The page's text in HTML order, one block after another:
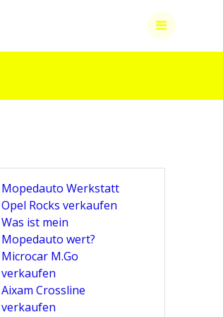
Mopedauto Werkstatt
Opel Rocks verkaufen
Was ist mein
Mopedauto wert?
Microcar M.Go
verkaufen
Aixam Crossline
verkaufen